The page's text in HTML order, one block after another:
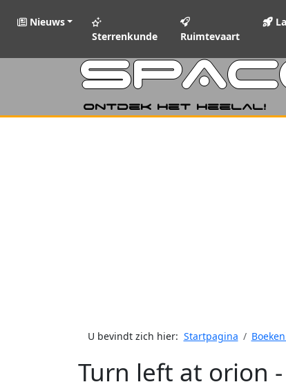
Nieuws
Sterrenkunde
Ruimtevaart
Ontdek het heelal!
U bevindt zich hier: Startpagina
Turn left at orion